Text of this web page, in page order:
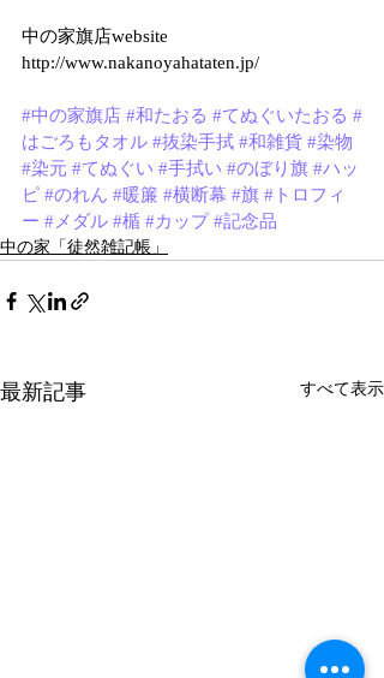
中の家旗店website
http://www.nakanoyahataten.jp/
#中の家旗店 #和たおる #てぬぐいたおる #
はごろもタオル #抜染手拭 #和雑貨 #染物
#染元 #てぬぐい #手拭い #のぼり旗 #ハッ
ピ #のれん #暖簾 #横断幕 #旗 #トロフィ
ー #メダル #楯 #カップ #記念品
中の家「徒然雑記帳」
最新記事 すべて表示